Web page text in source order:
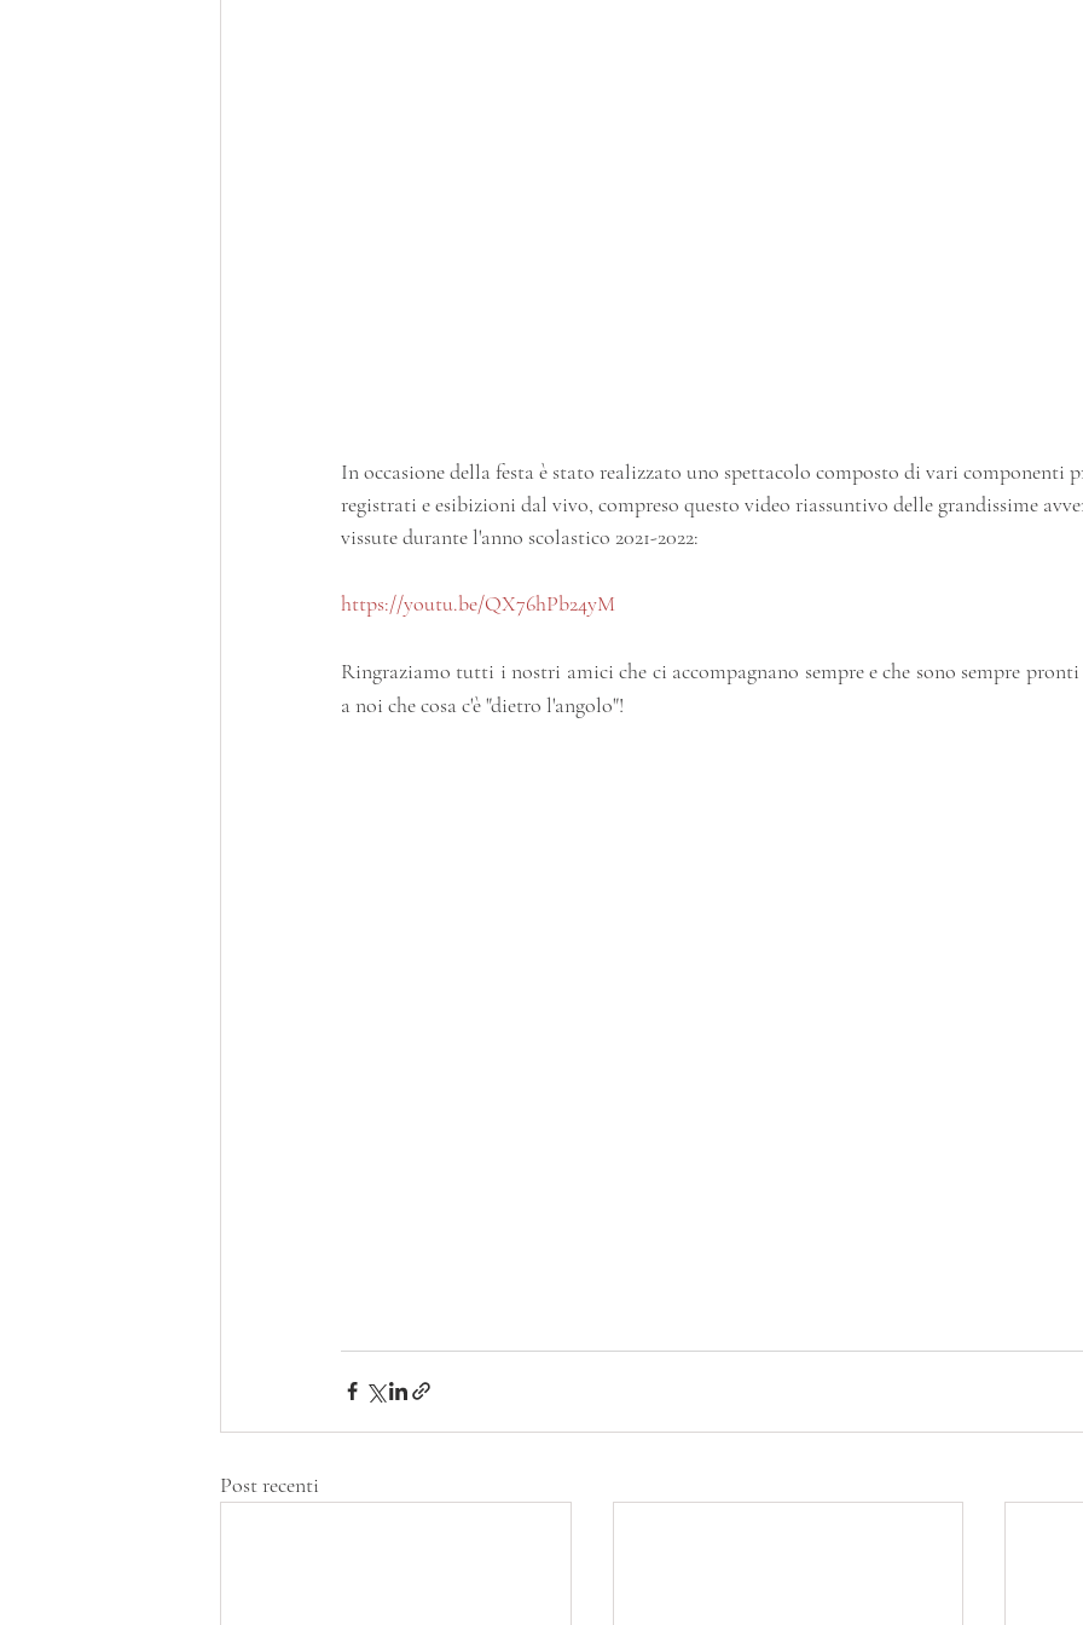
In occasione della festa è stato realizzato uno spettacolo composto di vari componenti
registrati e esibizioni dal vivo, compreso questo video riassuntivo delle grandissime
vissute durante l'anno scolastico 2021-2022:
https://youtu.be/QX76hPb24yM
Ringraziamo tutti i nostri amici che ci accompagnano sempre e che sono sempre
a noi che cosa c'è "dietro l'angolo"!
Post recenti